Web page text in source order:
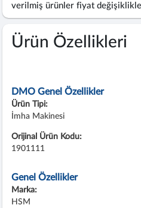
verilmiş ürünler fiyat
Ürün Özellikleri
DMO Genel Özellikler
Ürün Tipi:
İmha Makinesi
Orijinal Ürün Kodu:
1901111
Genel Özellikler
Marka:
HSM